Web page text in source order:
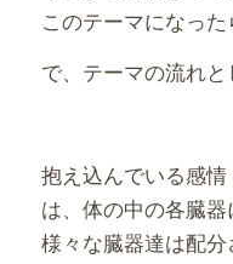
このテーマになった
で、テーマの流れと
抱え込んでいる感情
は、体の中の各臓器
様々な臓器達は配分